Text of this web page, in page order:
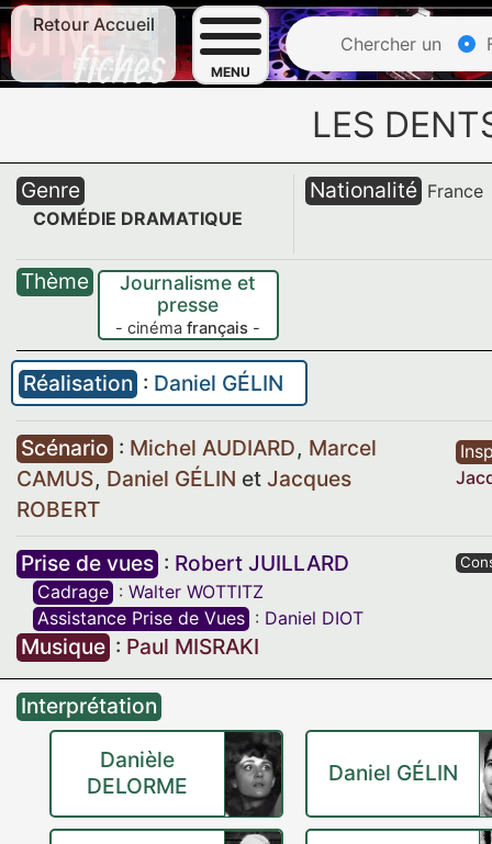
Retour Accueil
MENU
Chercher un
LES
Genre
COMÉDIE DRAMATIQUE
Nationalité France
Thème
Journalisme et
presse
- cinémafrançais -
Réalisation : Daniel GÉLIN
Scénario : Michel AUDIARD, Marcel
CAMUS, Daniel GÉLIN et Jacques
ROBERT
Prise de vues : Robert JUILLARD
Cadrage : Walter WOTTITZ
Assistance Prise de Vues : Daniel DIOT
Musique : Paul MISRAKI
Interprétation
Danièle
DELORME
Daniel GÉLIN